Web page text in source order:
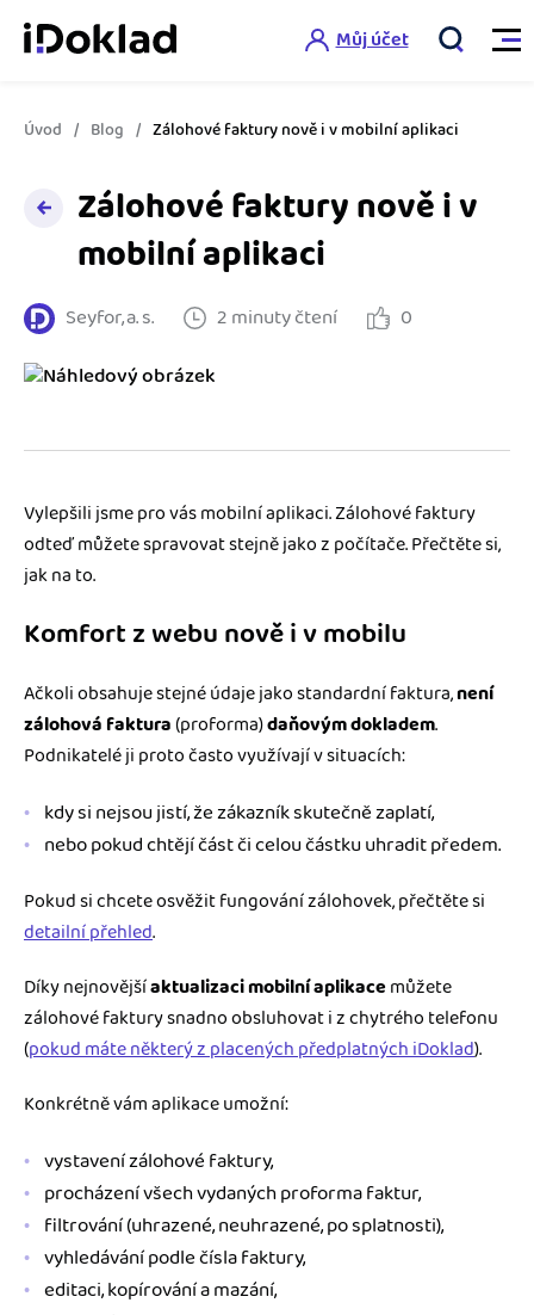
Online fakturace
Správa kontaktů
Hlídání cashflow
Spolupráce s účetní
Propojení na další systémy
Spřátelené účetní
Vzdělání
Nápověda
Jak se vyznat ve fakturaci
Fakturační poradna
Šablony faktur
Šablona pro plátce DPH
Šablona pro neplátce DPH
Registrovat ZDARMA
Můj účet
Úvod Blog Zálohové faktury nově i v mobilní aplikaci
Zálohové faktury nově i v
mobilní aplikaci
Seyfor, a. s. 2 minuty čtení 0
Vylepšili jsme pro vás mobilní aplikaci. Zálohové faktury
odteď můžete spravovat stejně jako z počítače. Přečtěte si,
jak na to.
Komfort z webu nově i v mobilu
Ačkoli obsahuje stejné údaje jako standardní faktura,není
zálohová faktura(proforma)daňovým dokladem.
Podnikatelé ji proto často využívají v situacích:
kdy si nejsou jistí, že zákazník skutečně zaplatí,
nebo pokud chtějí část či celou částku uhradit předem.
Pokud si chcete osvěžit fungování zálohovek, přečtěte si
detailní přehled.
Díky nejnovějšíaktualizaci mobilní aplikacemůžete
zálohové faktury snadno obsluhovat i z chytrého telefonu
(pokud máte některý z placených předplatných iDoklad).
Konkrétně vám aplikace umožní:
vystavení zálohové faktury,
procházení všech vydaných proforma faktur,
filtrování (uhrazené, neuhrazené, po splatnosti),
vyhledávání podle čísla faktury,
editaci, kopírování a mazání,